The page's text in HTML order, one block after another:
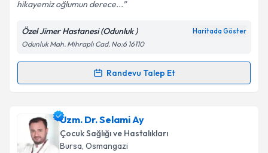
Kişisel verilerimin işlenmesine ilişkin
Metni'ni okudum ve kişisel verilerimin belirtilen
kapsamda işlenmesini kabul ediyorum.
hikayemiz oğlumun derece...
Özel Jimer Hastanesi (Odunluk ) Haritada Göster
Odunluk Mah. Mihraplı Cad. No:6 16110
Randevu Talep Et
Randevu Takvimi Talebi
Uzm. Dr. Muzaffer Ocakiçin randevu takvimi talebi
oluşturun. Size bu uzmandan randevu almanız için bir
takvim hazırlandığında e-posta ile bilgilendireceğiz.
Uzm. Dr. Selami Ay
Çocuk Sağlığı ve Hastalıkları
Bursa, Osmangazi